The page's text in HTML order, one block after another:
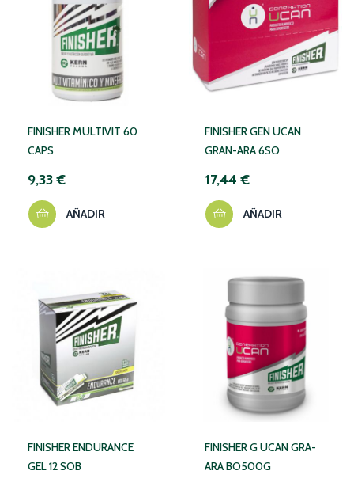
FINISHER MULTIVIT 60
CAPS
9,33 €
AÑADIR
FINISHER GEN UCAN
GRAN-ARA 6SO
17,44 €
AÑADIR
FINISHER ENDURANCE
GEL 12 SOB
FINISHER G UCAN GRA-
ARA BO500G